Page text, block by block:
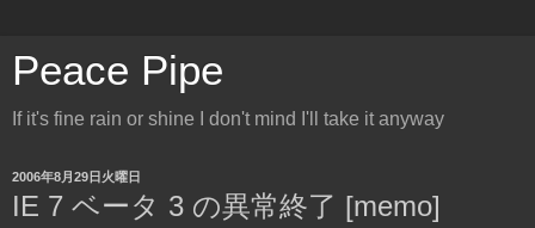
Peace Pipe
If it's fine rain or shine I don't mind I'll take it anyway
2006年8月29日火曜日
IE 7 ベータ 3 の異常終了 [memo]